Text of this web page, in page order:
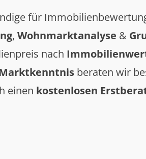
für
, Wohnmarktanalyse &
nach
beraten wir
einen kostenlosen